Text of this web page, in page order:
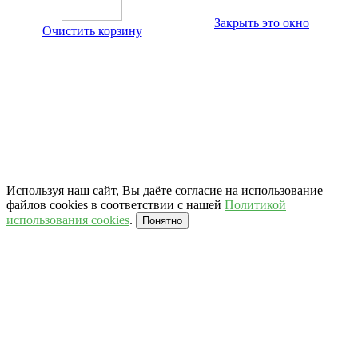
Очистить корзину
Закрыть это окно
Используя наш сайт, Вы даёте согласие на использование
файлов cookies в соответствии с нашей Политикой
использования cookies. Понятно